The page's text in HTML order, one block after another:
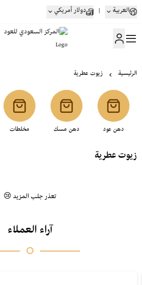
العربية | دولار أمريكي
المركز السعودي للعود
الرئيسية زيوت عطرية
دهن عود دهن مسك مخلطات
زيوت عطرية
تعذر جلب المزيد 😢
آراء العملاء